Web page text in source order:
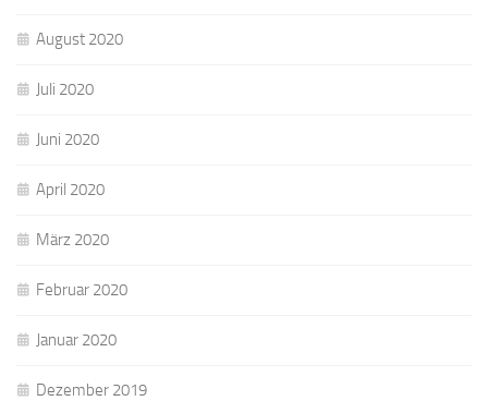
August 2020
Juli 2020
Juni 2020
April 2020
März 2020
Februar 2020
Januar 2020
Dezember 2019